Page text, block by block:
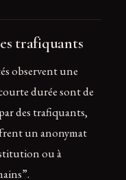
trafiquants
observent une
durée sont de
des trafiquants,
un anonymat
ou à